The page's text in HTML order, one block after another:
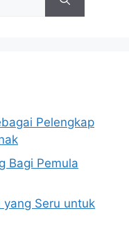
Pelengkap
Bagi Pemula
Seru untuk